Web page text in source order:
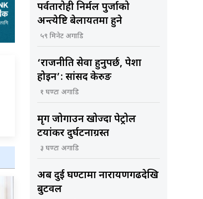
पर्वतारोही निर्मल पुर्जाको
अन्त्येष्टि बेलायतमा हुने
५९ मिनेट अगाडि
‘राजनीति सेवा हुनुपर्छ, पेशा
होइन’: सांसद केरुङ
१ घण्टा अगाडि
मृग जोगाउन खोज्दा पेट्रोल
टयांकर दुर्घटनाग्रस्त
३ घण्टा अगाडि
अब दुई घण्टामा नारायणगढदेखि
बुटवल